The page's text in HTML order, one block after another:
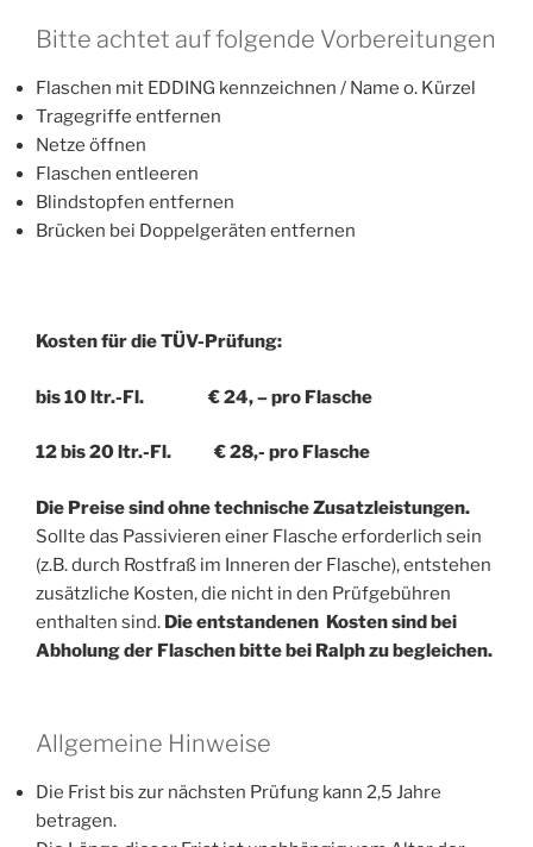
Bitte achtet auf folgende Vorbereitungen
Flaschen mit EDDING kennzeichnen / Name o. Kürzel
Tragegriffe entfernen
Netze öffnen
Flaschen entleeren
Blindstopfen entfernen
Brücken bei Doppelgeräten entfernen
Kosten für die TÜV-Prüfung:
bis 10 ltr.-Fl. € 24, – pro Flasche
12 bis 20 ltr.-Fl. € 28,- pro Flasche
Die Preise sind ohne technische Zusatzleistungen.
Sollte das Passivieren einer Flasche erforderlich sein
(z.B. durch Rostfraß im Inneren der Flasche), entstehen
zusätzliche Kosten, die nicht in den Prüfgebühren
enthalten sind. Die entstandenen Kosten sind bei
Abholung der Flaschen bitte bei Ralph zu begleichen.
Allgemeine Hinweise
Die Frist bis zur nächsten Prüfung kann 2,5 Jahre
betragen.